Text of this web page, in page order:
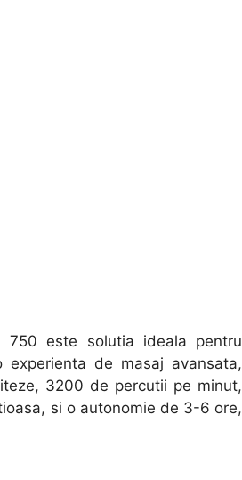
750 este solutia ideala pentru
experienta de masaj avansata,
3200 de percutii pe minut,
si o autonomie de 3-6 ore,